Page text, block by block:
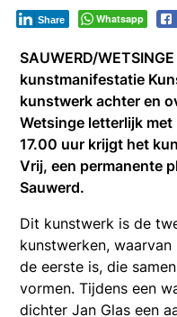
Whatsapp
Share
SAUWERD/
kunstmanifestatie
kunstwerk achter en
Wetsinge letterlijk
17.00 uur krijgt het
Vrij, een permanente
Sauwerd.
Dit kunstwerk is de
kunstwerken,
de eerste is, die
vormen. Tijdens een
dichter Jan Glas een